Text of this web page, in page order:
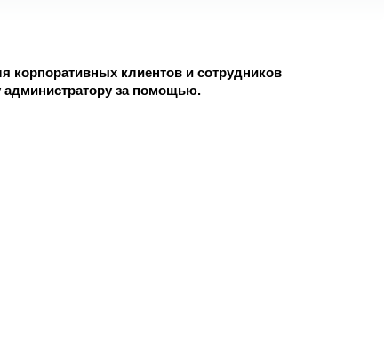
корпоративных клиентов и сотрудников
администратору за помощью.